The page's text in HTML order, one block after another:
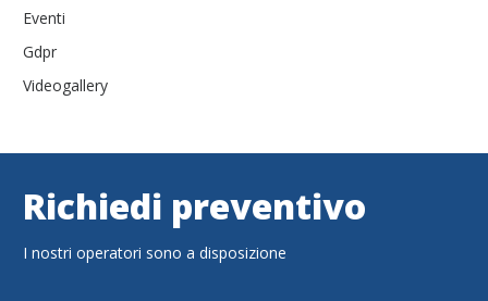
Eventi
Gdpr
Videogallery
Richiedi preventivo
I nostri operatori sono a disposizione